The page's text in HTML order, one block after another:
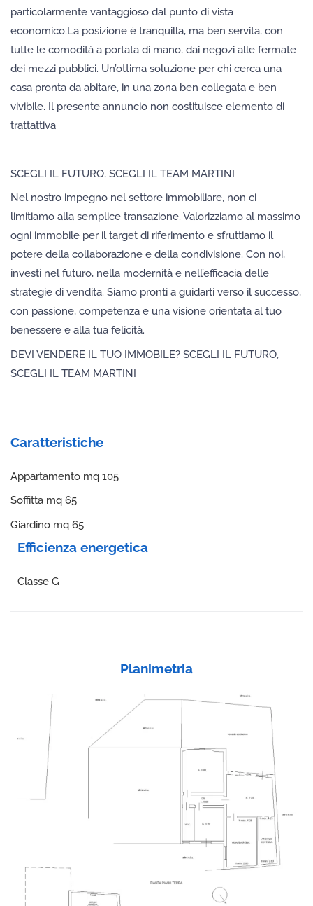
particolarmente vantaggioso dal punto di vista
economico.La posizione è tranquilla, ma ben servita, con
tutte le comodità a portata di mano, dai negozi alle fermate
dei mezzi pubblici. Un’ottima soluzione per chi cerca una
casa pronta da abitare, in una zona ben collegata e ben
vivibile. Il presente annuncio non costituisce elemento di
trattattiva
SCEGLI IL FUTURO, SCEGLI IL TEAM MARTINI
Nel nostro impegno nel settore immobiliare, non ci
limitiamo alla semplice transazione. Valorizziamo al massimo
ogni immobile per il target di riferimento e sfruttiamo il
potere della collaborazione e della condivisione. Con noi,
investi nel futuro, nella modernità e nell’efficacia delle
strategie di vendita. Siamo pronti a guidarti verso il successo,
con passione, competenza e una visione orientata al tuo
benessere e alla tua felicità.
DEVI VENDERE IL TUO IMMOBILE? SCEGLI IL FUTURO,
SCEGLI IL TEAM MARTINI
Caratteristiche
Appartamento mq 105
Soffitta mq 65
Giardino mq 65
Efficienza energetica
Classe G
Planimetria